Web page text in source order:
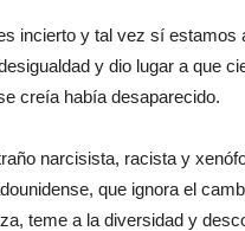
incierto y tal vez sí
y dio lugar a que
creía había desaparecido.
narcisista, racista y
que ignora el
teme a la diversidad y